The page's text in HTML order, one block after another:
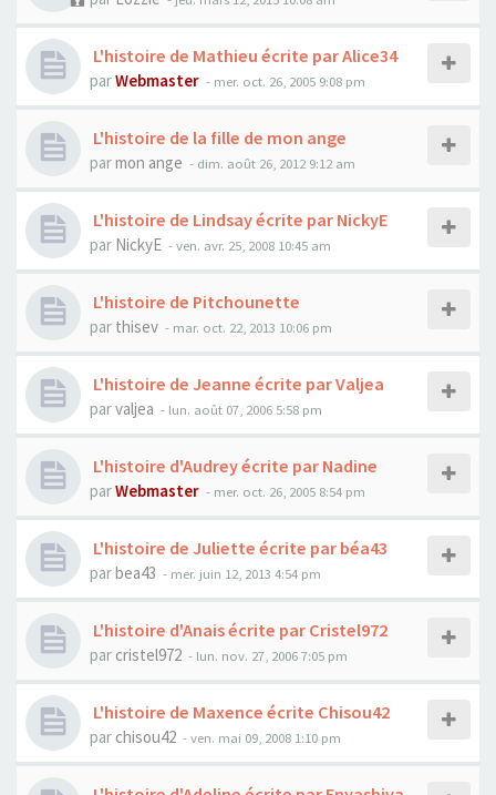
L'histoire de Mathieu écrite par Alice34
parWebmaster - mer. oct. 26, 2005 9:08 pm
L'histoire de la fille de mon ange
parmon ange - dim. août 26, 2012 9:12 am
L'histoire de Lindsay écrite par NickyE
par NickyE - ven. avr. 25, 2008 10:45 am
L'histoire de Pitchounette
par thisev - mar. oct. 22, 2013 10:06 pm
L'histoire de Jeanne écrite par Valjea
parvaljea - lun. août 07, 2006 5:58 pm
L'histoire d'Audrey écrite par Nadine
parWebmaster - mer. oct. 26, 2005 8:54 pm
L'histoire de Juliette écrite par béa43
parbea43 - mer. juin 12, 2013 4:54 pm
L'histoire d'Anais écrite par Cristel972
par cristel972 - lun. nov. 27, 2006 7:05 pm
L'histoire de Maxence écrite Chisou42
par chisou42 - ven. mai 09, 2008 1:10 pm